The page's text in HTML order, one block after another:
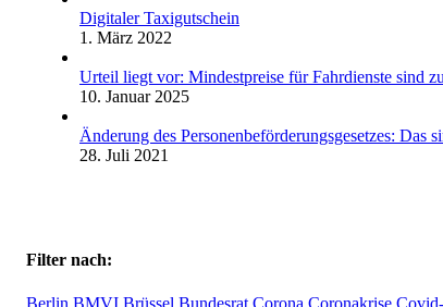
Digitaler Taxigutschein
1. März 2022
Urteil liegt vor: Mindestpreise für Fahrdienste sind
10. Januar 2025
Änderung des Personenbeförderungsgesetzes: Das
28. Juli 2021
Filter nach:
Berlin BMVI Brüssel Bundesrat Corona Coronakrise